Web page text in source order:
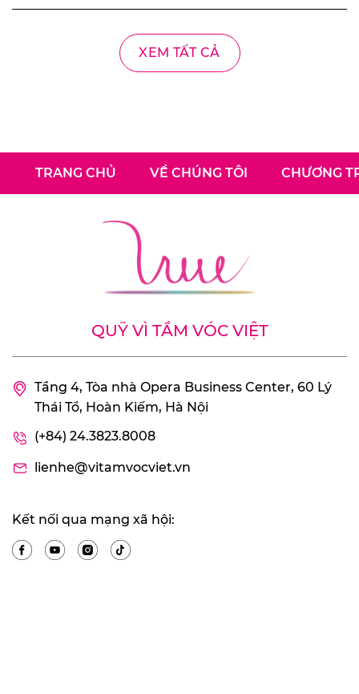
XEM TẤT CẢ
TRANG CHỦ VỀ CHÚNG TÔI CHƯƠNG
QUỸ VÌ TẦM VÓC VIỆT
Tầng 4, Tòa nhà Opera Business Center, 60 Lý
Thái Tổ, Hoàn Kiếm, Hà Nội
(+84) 24.3823.8008
lienhe@vitamvocviet.vn
Kết nối qua mạng xã hội: